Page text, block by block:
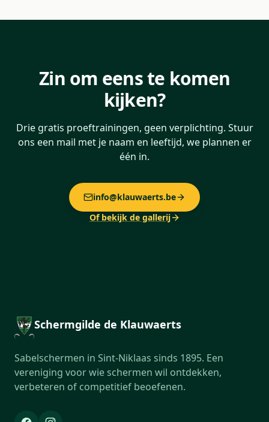
Zin om eens te komen
kijken?
Drie gratis proeftrainingen, geen verplichting. Stuur
ons een mail met je naam en leeftijd, we plannen er
één in.
info@klauwaerts.be
Of bekijk de gallerij
Schermgilde de Klauwaerts
Sabelschermen in Sint-Niklaas sinds 1895. Een
vereniging voor wie schermen wil ontdekken,
verbeteren of competitief beoefenen.